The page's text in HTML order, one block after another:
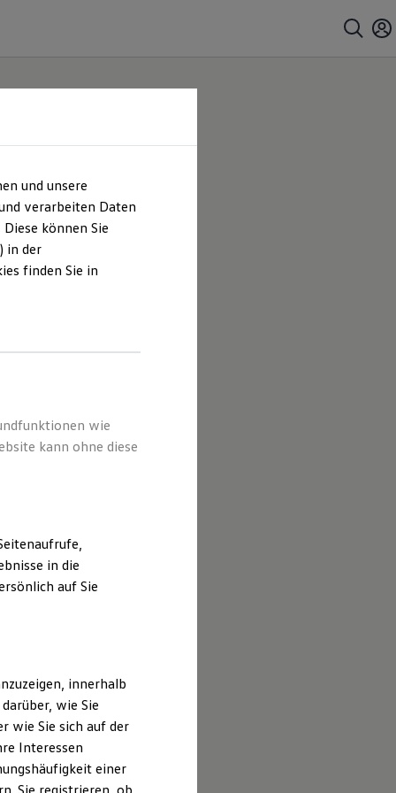
und unsere
verarbeiten Daten
können Sie
in der
finden Sie in
wie
kann ohne diese
in die
auf Sie
innerhalb
wie Sie
wie Sie sich auf der
Interessen
einer
Sie registrieren, ob